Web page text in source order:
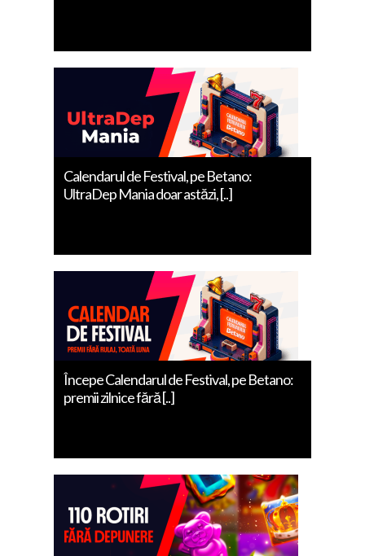
Calendarul de Festival, pe Betano:
UltraDep Mania doar astăzi, [..]
Începe Calendarul de Festival, pe Betano:
premii zilnice fără [..]